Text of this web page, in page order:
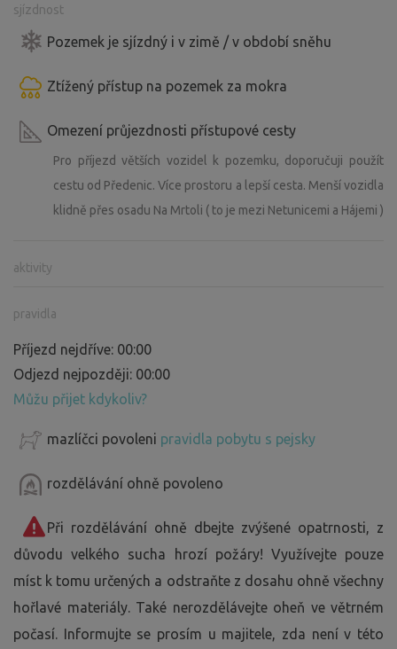
sjízdnost
Pozemek je sjízdný i v zimě / v období sněhu
Ztížený přístup na pozemek za mokra
Omezení průjezdnosti přístupové cesty
Pro příjezd větších vozidel k pozemku, doporučuji použít
cestu od Předenic. Více prostoru a lepší cesta. Menší vozidla
klidně přes osadu Na Mrtoli ( to je mezi Netunicemi a Hájemi )
aktivity
pravidla
Příjezd nejdříve: 00:00
Odjezd nejpozději: 00:00
Můžu přijet kdykoliv?
mazlíčci povoleni pravidla pobytu s pejsky
rozdělávání ohně povoleno
Při rozdělávání ohně dbejte zvýšené opatrnosti, z
důvodu velkého sucha hrozí požáry! Využívejte pouze
míst k tomu určených a odstraňte z dosahu ohně všechny
hořlavé materiály. Také nerozdělávejte oheň ve větrném
počasí. Informujte se prosím u majitele, zda není v této